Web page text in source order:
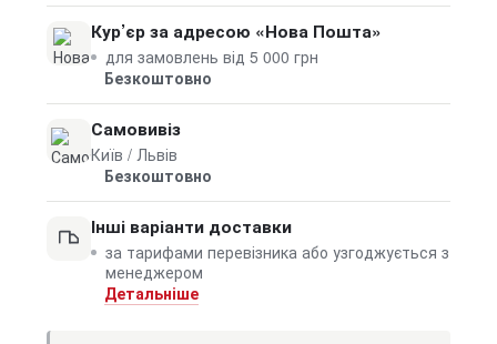
Кур’єр за адресою «Нова Пошта»
для замовлень від 5 000 грн
Безкоштовно
Самовивіз
Київ / Львів
Безкоштовно
Інші варіанти доставки
за тарифами перевізника або узгоджується з
менеджером
Детальніше